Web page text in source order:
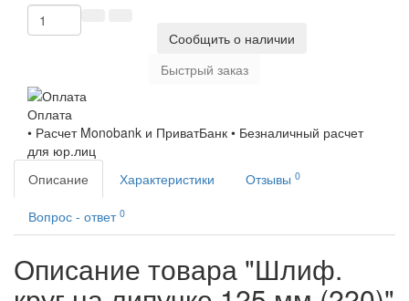
Сообщить о наличии
Быстрый заказ
Оплата
• Расчет Monobank и ПриватБанк • Безналичный расчет
для юр.лиц
Описание
Характеристики Отзывы 0
Вопрос - ответ 0
Описание товара "Шлиф.